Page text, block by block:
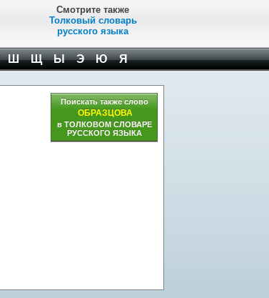
Смотрите также
Толковый словарь
русского языка
Ш Щ Ы Э Ю Я
Поискать также слово
ОБРАЗЦОВА
в ТОЛКОВОМ СЛОВАРЕ
РУССКОГО ЯЗЫКА